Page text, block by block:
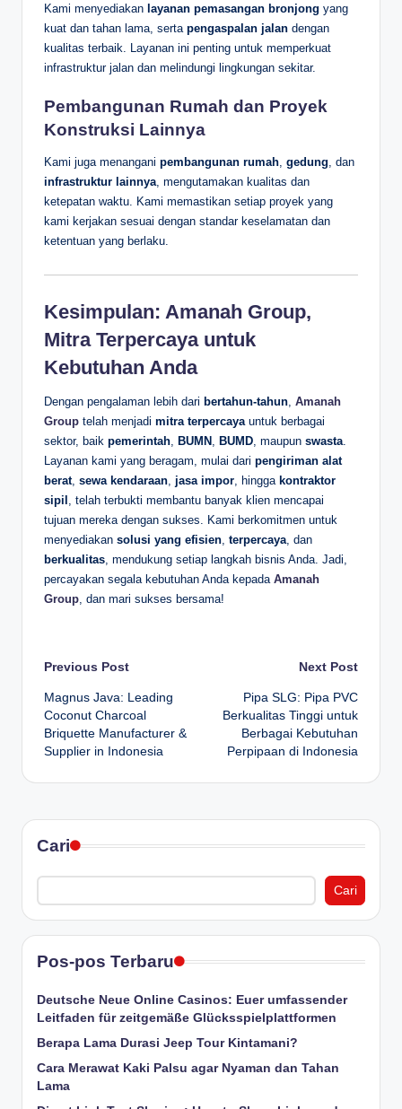
Kami menyediakan layanan pemasangan bronjong yang
kuat dan tahan lama, serta pengaspalan jalan dengan
kualitas terbaik. Layanan ini penting untuk memperkuat
infrastruktur jalan dan melindungi lingkungan sekitar.
Pembangunan Rumah dan Proyek
Konstruksi Lainnya
Kami juga menangani pembangunan rumah gedung , dan
infrastruktur lainnya , mengutamakan kualitas dan
ketepatan waktu. Kami memastikan setiap proyek yang
kami kerjakan sesuai dengan standar keselamatan dan
ketentuan yang berlaku.
Kesimpulan: Amanah Group,
Mitra Terpercaya untuk
Kebutuhan Anda
Dengan pengalaman lebih dari bertahun-tahun, Amanah
Group telah menjadi mitra terpercayauntuk berbagai
sektor, baik pemerintah, BUMN , BUMD, maupun swasta.
Layanan kami yang beragam, mulai dari pengiriman alat
berat, sewa kendaraan, jasa impor, hingga kontraktor
sipil , telah terbukti membantu banyak klien mencapai
tujuan mereka dengan sukses. Kami berkomitmen untuk
menyediakan solusi yang efisien, terpercaya, dan
berkualitas, mendukung setiap langkah bisnis Anda. Jadi,
percayakan segala kebutuhan Anda kepada Amanah
Group, dan mari sukses bersama!
Post
navigation
Previous Post
Magnus Java: Leading
Coconut Charcoal
Briquette Manufacturer &
Supplier in Indonesia
Next Post
Pipa SLG: Pipa PVC
Berkualitas Tinggi untuk
Berbagai Kebutuhan
Perpipaan di Indonesia
Cari
Cari
Pos-pos Terbaru
Deutsche Neue Online Casinos: Euer umfassender
Leitfaden für zeitgemäße Glücksspielplattformen
Berapa Lama Durasi Jeep Tour Kintamani?
Cara Merawat Kaki Palsu agar Nyaman dan Tahan
Lama